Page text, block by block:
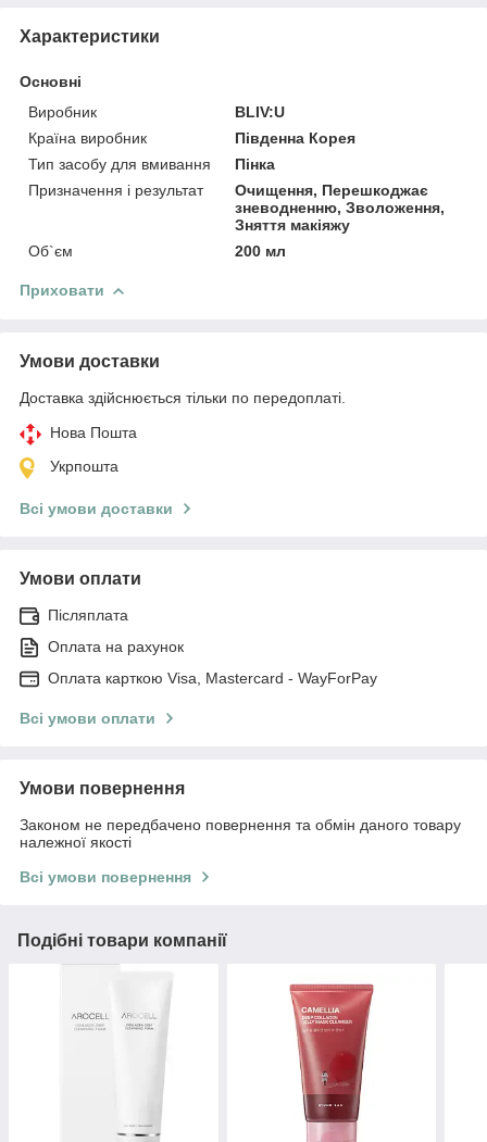
Характеристики
Основні
Виробник
BLIV:U
Країна виробник
Південна Корея
Тип засобу для вмивання
Пінка
Призначення і результат
Очищення, Перешкоджає
зневодненню, Зволоження,
Зняття макіяжу
Об`єм
200 мл
Приховати
Умови доставки
Доставка здійснюється тільки по передоплаті.
Нова Пошта
Укрпошта
Всі умови доставки
Умови оплати
Післяплата
Оплата на рахунок
Оплата карткою Visa, Mastercard - WayForPay
Всі умови оплати
Умови повернення
Законом не передбачено повернення та обмін даного товару
належної якості
Всі умови повернення
Подібні товари компанії